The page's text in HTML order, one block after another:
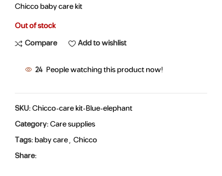
Chicco baby care kit
Out of stock
Compare
Add to wishlist
24 People watching this product now!
SKU:Chicco-care kit-Blue-elephant
Category:Care supplies
Tags:baby care, Chicco
Share: